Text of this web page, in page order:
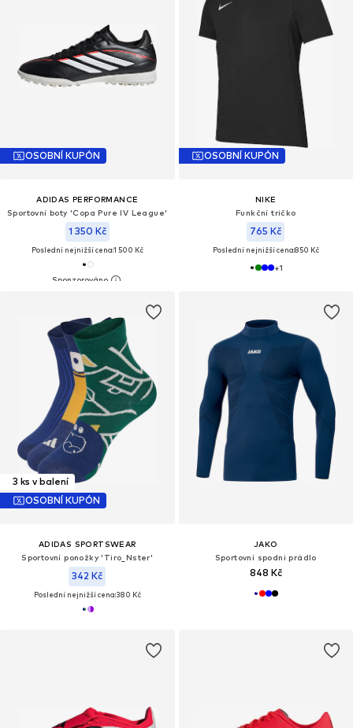
OSOBNÍ KUPÓN
ADIDAS PERFORMANCE
Sportovní boty 'Copa Pure IV League'
1 350 Kč
Poslední nejnižší cena:1 500 Kč
OSOBNÍ KUPÓN
NIKE
Funkční tričko
765 Kč
Poslední nejnižší cena:850 Kč
+1
3 ks v balení
OSOBNÍ KUPÓN
ADIDAS SPORTSWEAR
Sportovní ponožky 'Tiro_Nster'
342 Kč
Poslední nejnižší cena:380 Kč
JAKO
Sportovní spodni prádlo
848 Kč